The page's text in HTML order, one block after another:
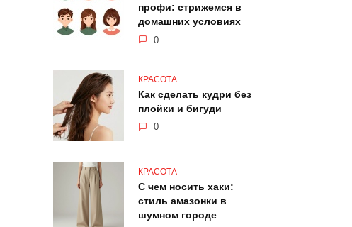
профи: стрижемся в
домашних условиях
0
КРАСОТА
Как сделать кудри без
плойки и бигуди
0
КРАСОТА
С чем носить хаки:
стиль амазонки в
шумном городе